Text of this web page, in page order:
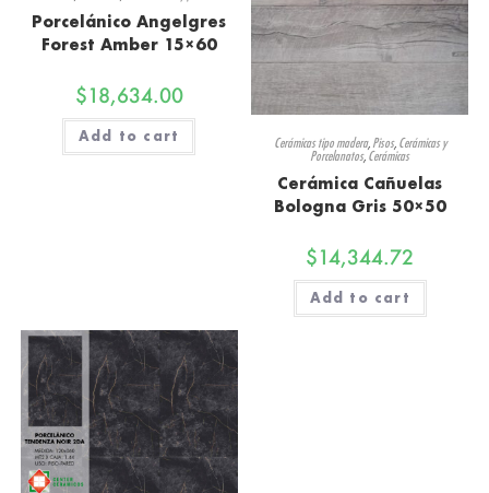
Porcelánico Angelgres
Forest Amber 15×60
$18,634.00
Add to cart Cerámicas tipo madera, Pisos, Cerámicas y
Porcelanatos, Cerámicas
Cerámica Cañuelas
Bologna Gris 50×50
$14,344.72
Add to cart